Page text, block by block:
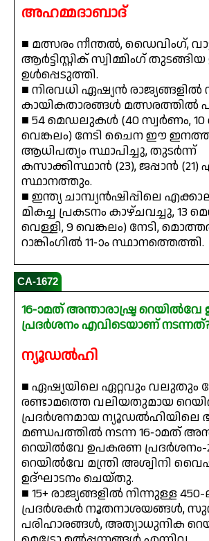
അഹമ്മദാബാദ്
■ മത്സരം നീന്തൽ, ഡൈവിംഗ്,
ആർട്ടിസ്റ്റിക് സ്വിമ്മിംഗ്
ഉൾപ്പെടുത്തി.
■ നിരവധി ഏഷ്യൻ രാജ്യങ്ങളിൽ
കായികതാരങ്ങൾ മത്സരത്തിൽ
■ 54 മെഡലുകൾ (40 സ്വർണം, 10
വെങ്കലം) നേടി ചൈന ഈ
ആധിപത്യം സ്ഥാപിച്ചു, തുടർന്ന്
കസാക്കിസ്ഥാൻ (23), ജപ്പാൻ (21)
സ്ഥാനത്തും.
■ ഇന്ത്യ ചാമ്പ്യൻഷിപ്പിലെ
മികച്ച പ്രകടനം കാഴ്ചവച്ചു, 13
വെള്ളി, 9 വെങ്കലം) നേടി,
റാങ്കിംഗിൽ 11-ാം സ്ഥാനത്തെത്തി.
CA-1672
16-ാമത് അന്താരാഷ്ട്ര
പ്രദർശനം എവിടെയാണ്
ന്യൂഡൽഹി
■ ഏഷ്യയിലെ ഏറ്റവും വലുതും
രണ്ടാമത്തെ വലിയതുമായ
പ്രദർശനമായ ന്യൂഡൽഹിയിലെ
മണ്ഡപത്തിൽ നടന്ന 16-ാമത്
റെയിൽവേ ഉപകരണ പ്രദർശനം-
റെയിൽവേ മന്ത്രി അശ്വിനി
ഉദ്ഘാടനം ചെയ്തു.
■ 15+ രാജ്യങ്ങളിൽ നിന്നുള്ള
പ്രദർശകർ നൂതനാശയങ്ങൾ,
പരിഹാരങ്ങൾ, അത്യാധുനിക